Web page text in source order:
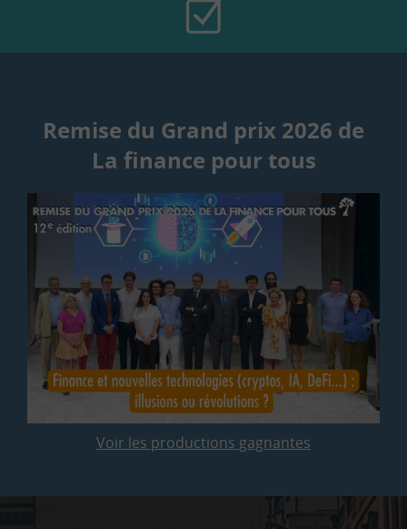
Remise du Grand prix 2026 de
La finance pour tous
Voir les productions gagnantes